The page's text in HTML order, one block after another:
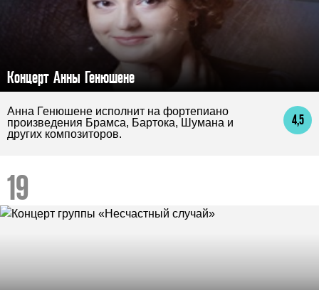
Концерт Анны Генюшене
4,5
Анна Генюшене исполнит на фортепиано
произведения Брамса, Бартока, Шумана и
других композиторов.